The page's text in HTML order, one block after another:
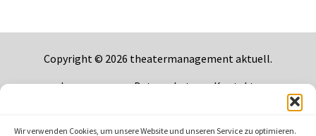
Wir verwenden Cookies, um unsere Website und unseren Service zu optimieren.
Copyright © 2026 theatermanagement aktuell.
Impressum
Datenschutz Kontakt